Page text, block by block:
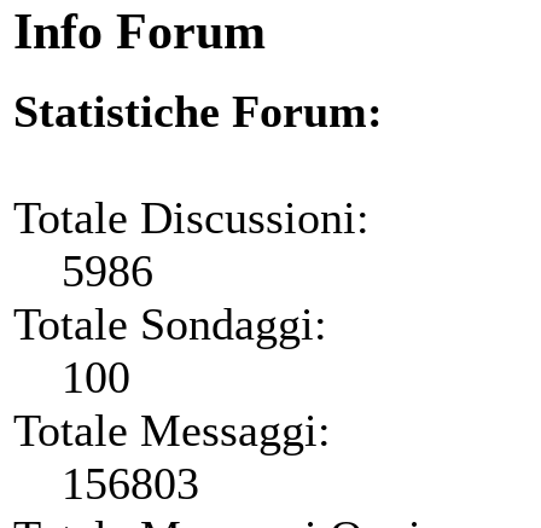
Info Forum
Statistiche Forum:
Totale Discussioni:
5986
Totale Sondaggi:
100
Totale Messaggi:
156803